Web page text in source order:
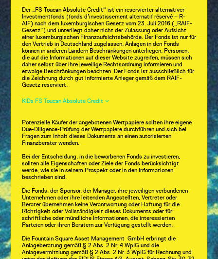
Der „FS Toucan Absolute Credit“ ist ein reservierter alternativer
Investmentfonds (fonds d’investissement alternatif réservé – R-
AIF) nach dem luxemburgischen Gesetz vom 23. Juli 2016 („RAIF-
Gesetz“) und unterliegt daher nicht der Zulassung oder Aufsicht
einer luxemburgischen Finanzaufsichtsbehörde. Der Fonds ist nur für
den Vertrieb in Deutschland zugelassen. Anlagen in den Fonds
können in anderen Ländern Beschränkungen unterliegen. Personen,
die auf die Informationen auf dieser Website zugreifen, müssen sich
daher selbst über ihre jeweilige Rechtsordnung informieren und
etwaige Beschränkungen beachten. Der Fonds ist ausschließlich für
die Zeichnung durch gut informierte Anleger gemäß dem RAIF-
Gesetz reserviert.
KIDs FS Toucan Absolute Credit
Potenzielle Käufer der angebotenen Wertpapiere sollten ihre eigene
Due-Diligence-Prüfung der Wertpapiere durchführen und sich bei
Fragen zum Inhalt dieses Dokuments an einen autorisierten
Finanzberater wenden.
Bei der Entscheidung, in die beworbenen Fonds zu investieren,
sollten alle Eigenschaften oder Ziele der Fonds berücksichtigt
werde, wie sie in seinem Prospekt oder in den Informationen
beschrieben sind.
Die Fonds, der Sponsor, der Manager, ihre jeweiligen verbundenen
Unternehmen oder ihre leitenden Angestellten, Vertreter oder
Berater übernehmen keine Verantwortung oder Haftung für die
Richtigkeit oder Vollständigkeit dieses Dokuments oder für
schriftliche oder mündliche Informationen, die interessierten
Parteien oder ihren Beratern zur Verfügung gestellt werden.
Die Fountain Square Asset Management GmbH erbringt die
Anlageberatung gemäß § 2 Abs. 2 Nr. 4 WpIG und die
Anlagevermittlung gemäß § 2 Abs. 2 Nr. 3 WpIG für Rechnung und